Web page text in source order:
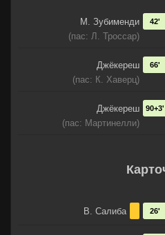
М. Зубименди
(пас: Л. Троссар)
42'
Джёкереш
(пас: К. Хаверц)
66'
Джёкереш
(пас: Мартинелли)
90+3'
В. Салиба 26'